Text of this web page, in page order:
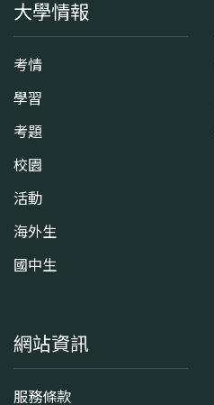
大學情報
考情
學習
考題
校園
活動
海外生
國中生
網站資訊
服務條款